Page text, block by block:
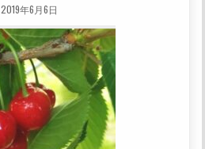
PUBLISHED DATE:
2019年6月6日